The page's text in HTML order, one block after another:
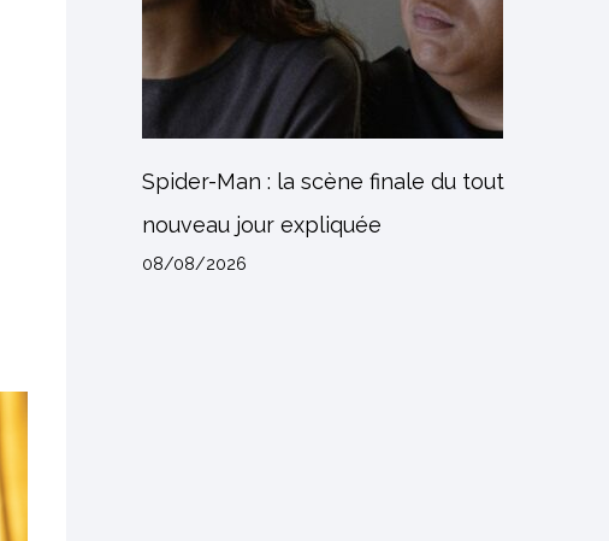
Spider-Man : la scène finale du tout
nouveau jour expliquée
08/08/2026